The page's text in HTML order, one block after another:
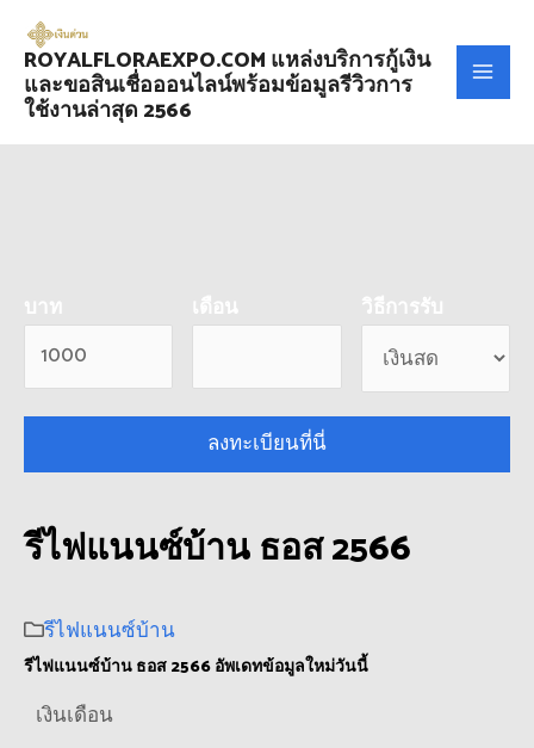
ROYALFLORAEXPO.COM แหล่งบริการกู้เงิน
และขอสินเชื่อออนไลน์พร้อมข้อมูลรีวิวการ
ใช้งานล่าสุด 2566
บาท เดือน วิธีการรับ
ลงทะเบียนที่นี่
รีไฟแนนซ์บ้าน ธอส 2566
รีไฟแนนซ์บ้าน
รีไฟแนนซ์บ้าน ธอส 2566 อัพเดทข้อมูลใหม่วันนี้
เงินเดือน